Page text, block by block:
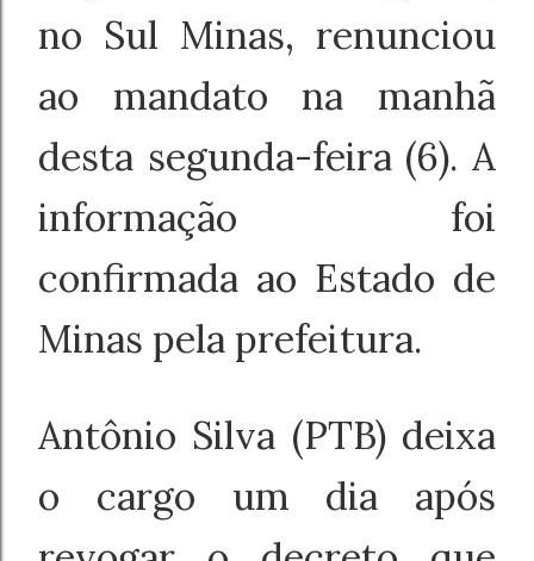
no Sul Minas, renunciou
ao mandato na manhã
desta segunda-feira (6). A
informação foi
confirmada ao Estado de
Minas pela prefeitura.
Antônio Silva (PTB) deixa
o cargo um dia após